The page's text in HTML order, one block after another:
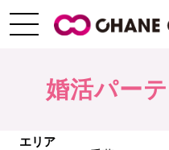
婚活パー
エリア